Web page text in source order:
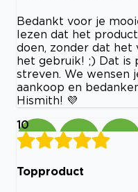
Bedankt voor je
lezen dat het
doen, zonder dat
het gebruik! ;) Dat is
streven. We wensen
aankoop en
Hismith! 💜
10
Topproduct